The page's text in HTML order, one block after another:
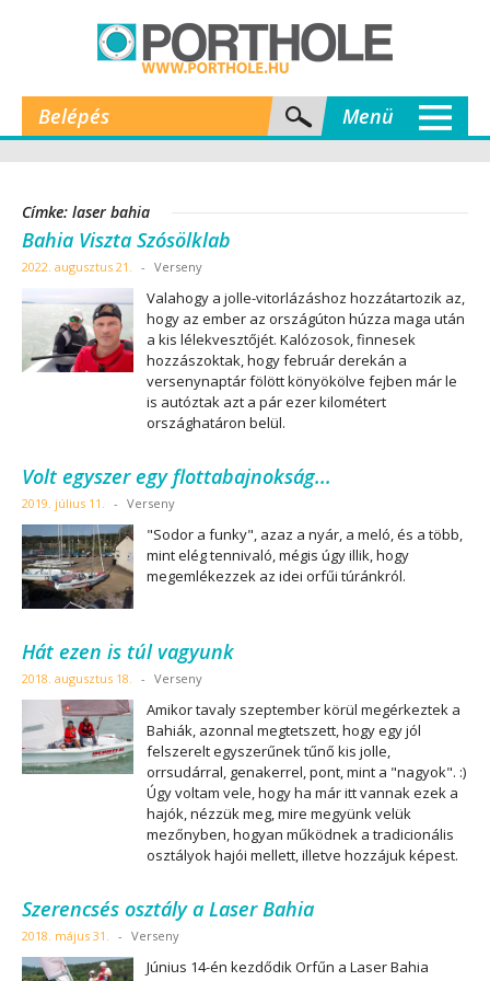
Belépés Menü
Címke: laser bahia
Bahia Viszta Szósölklab
2022. augusztus 21. - Verseny
Valahogy a jolle-vitorlázáshoz hozzátartozik az,
hogy az ember az országúton húzza maga után
a kis lélekvesztőjét. Kalózosok, finnesek
hozzászoktak, hogy február derekán a
versenynaptár fölött könyökölve fejben már le
is autóztak azt a pár ezer kilométert
országhatáron belül.
Volt egyszer egy flottabajnokság...
2019. július 11. - Verseny
"Sodor a funky", azaz a nyár, a meló, és a több,
mint elég tennivaló, mégis úgy illik, hogy
megemlékezzek az idei orfűi túránkról.
Hát ezen is túl vagyunk
2018. augusztus 18. - Verseny
Amikor tavaly szeptember körül megérkeztek a
Bahiák, azonnal megtetszett, hogy egy jól
felszerelt egyszerűnek tűnő kis jolle,
orrsudárral, genakerrel, pont, mint a "nagyok". :)
Úgy voltam vele, hogy ha már itt vannak ezek a
hajók, nézzük meg, mire megyünk velük
mezőnyben, hogyan működnek a tradicionális
osztályok hajói mellett, illetve hozzájuk képest.
Szerencsés osztály a Laser Bahia
2018. május 31. - Verseny
Június 14-én kezdődik Orfűn a Laser Bahia